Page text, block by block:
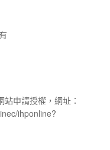
申請授權，網址：
ihponline?